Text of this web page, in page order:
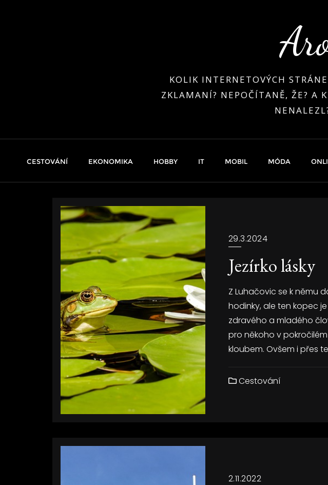
KOLIK INTERNETOVÝCH
ZKLAMANÍ? NEPOČÍTANĚ, ŽE? A
CESTOVÁNÍ EKONOMIKA HOBBY IT MOBIL MÓDA
29.3.2024
Jezírko lásky
Z Luhačovic se k němu
hodinky, ale ten kopec
zdravého a mladého
pro někoho v
kloubem. Ovšem i přes
Cestování
2.11.2022